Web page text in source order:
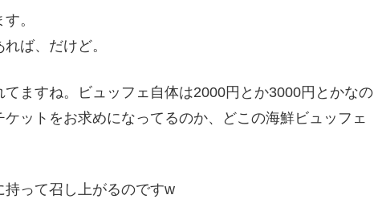
。
ば、だけど。
ますね。ビュッフェ自体は2000円とか3000円とかなの
ットをお求めになってるのか、どこの海鮮ビュッフェ
って召し上がるのですw